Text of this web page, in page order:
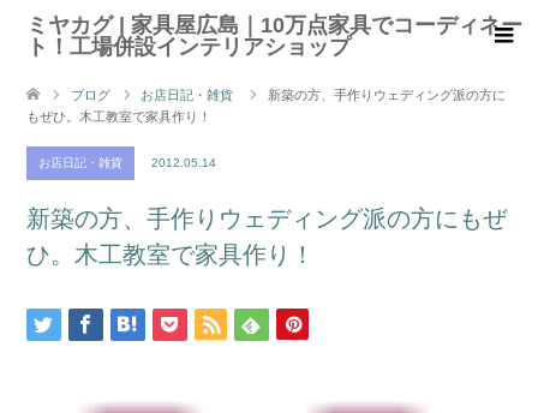
ミヤカグ | 家具屋広島｜10万点家具でコーディネー
ト！工場併設インテリアショップ
ブログ お店日記・雑貨
新築の方、手作りウェディング派の方に
もぜひ。木工教室で家具作り！
お店日記・雑貨 2012.05.14
新築の方、手作りウェディング派の方にもぜ
ひ。木工教室で家具作り！